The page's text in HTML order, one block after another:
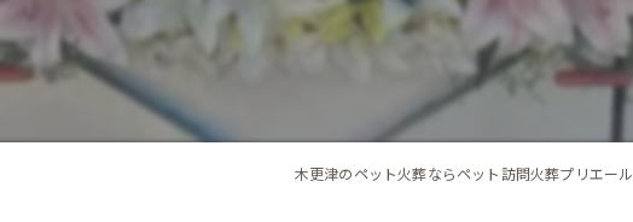
袖ケ浦のペット火葬
木更津のペット火葬ならペット訪問火葬プリエール